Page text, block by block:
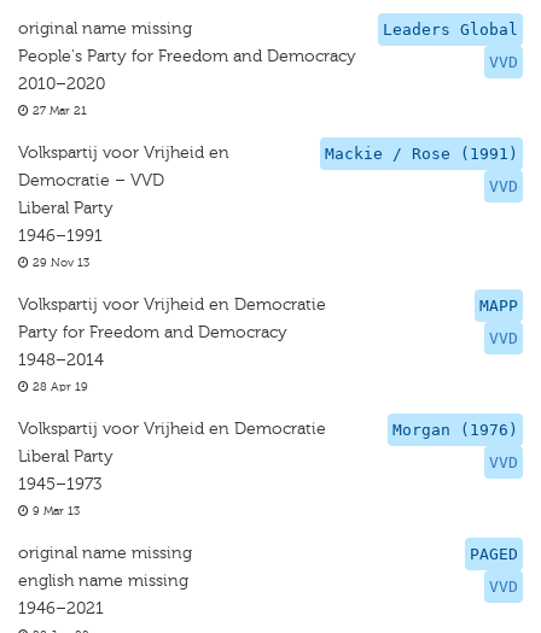
Leaders Global
VVD
original name missing
People's Party for Freedom and Democracy
2010–2020
27 Mar 21
Mackie / Rose (1991)
VVD
Volkspartij voor Vrijheid en
Democratie – VVD
Liberal Party
1946–1991
29 Nov 13
MAPP
VVD
Volkspartij voor Vrijheid en Democratie
Party for Freedom and Democracy
1948–2014
28 Apr 19
Morgan (1976)
VVD
Volkspartij voor Vrijheid en Democratie
Liberal Party
1945–1973
9 Mar 13
PAGED
VVD
original name missing
english name missing
1946–2021